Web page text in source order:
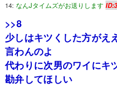
14: なんJタイムズがお送りします
>>8
少しはキツくした方がえ
言わんのよ
代わりに次男のワイにキ
勘弁してほしい